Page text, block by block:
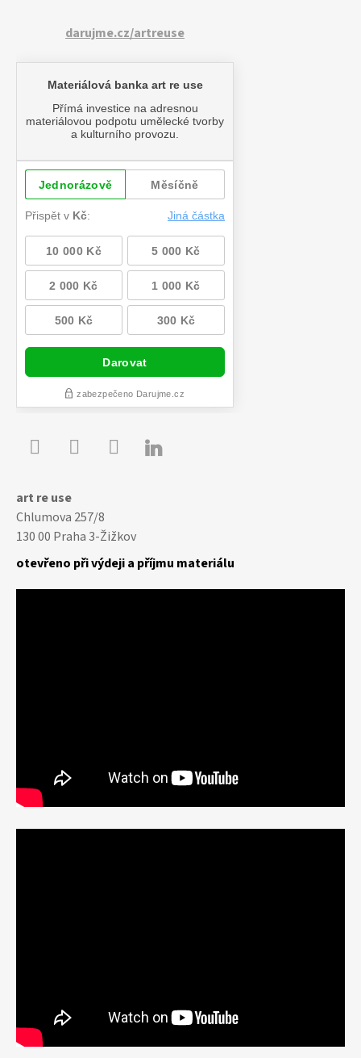
darujme.cz/artreuse

art re use
Chlumova 257/8
130 00 Praha 3-Žižkov
otevřeno při výdeji a příjmu materiálu